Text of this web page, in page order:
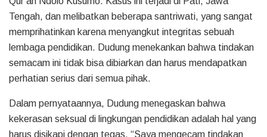
Tengah, dan melibatkan beberapa santriwati, yang sangat
memprihatinkan karena menyangkut integritas sebuah
lembaga pendidikan. Dudung menekankan bahwa tindakan
semacam ini tidak bisa dibiarkan dan harus mendapatkan
perhatian serius dari semua pihak.
Dalam pernyataannya, Dudung menegaskan bahwa
kekerasan seksual di lingkungan pendidikan adalah hal yang
harus disikapi dengan tegas. “Saya mengecam tindakan